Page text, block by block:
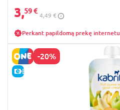
3,59 €
4,49 €
Perkant papildomą prekę internetu
-20%
E-KAINA